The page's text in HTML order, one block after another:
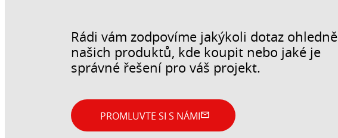
Rádi vám zodpovíme jakýkoli dotaz ohledně
našich produktů, kde koupit nebo jaké je
správné řešení pro váš projekt.
PROMLUVTE SI S NÁMI